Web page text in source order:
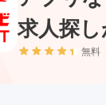
求人探し
無料